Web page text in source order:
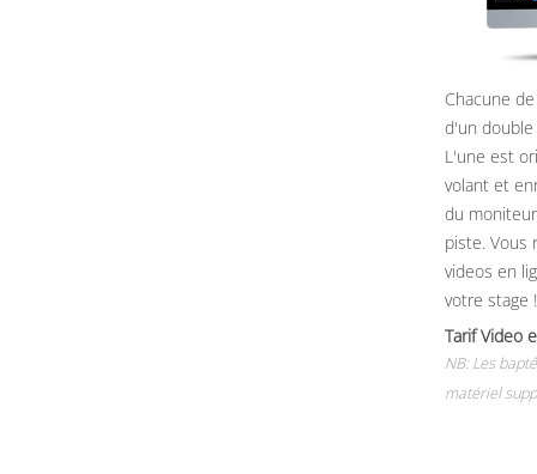
Chacune
d'un
L'une est
volant et
du
piste. Vous
videos en
votre stage !
Tarif Video
NB: Les
matériel